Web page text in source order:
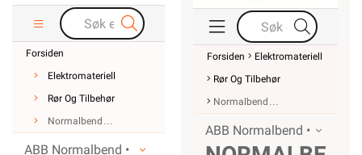
Forsiden
Elektromateriell
Rør Og Tilbehør
Normalbend
ABB Normalbend •
Forsiden
Elektromateriell
Rør Og Tilbehør
Normalbend
ABB Normalbend •